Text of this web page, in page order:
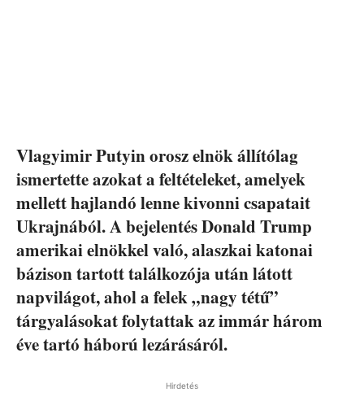
Vlagyimir Putyin orosz elnök állítólag
ismertette azokat a feltételeket, amelyek
mellett hajlandó lenne kivonni csapatait
Ukrajnából. A bejelentés Donald Trump
amerikai elnökkel való, alaszkai katonai
bázison tartott találkozója után látott
napvilágot, ahol a felek „nagy tétű”
tárgyalásokat folytattak az immár három
éve tartó háború lezárásáról.
Hirdetés